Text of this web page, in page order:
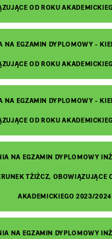
OD ROKU
NA EGZAMIN DYPLOMOWY -
OD ROKU
NA EGZAMIN DYPLOMOWY -
OD ROKU
NA EGZAMIN DYPLOMOWY
TŻIŻCZ, OBOWIĄZUJĄCE
AKADEMICKIEGO 2023/2024
NA EGZAMIN DYPLOMOWY